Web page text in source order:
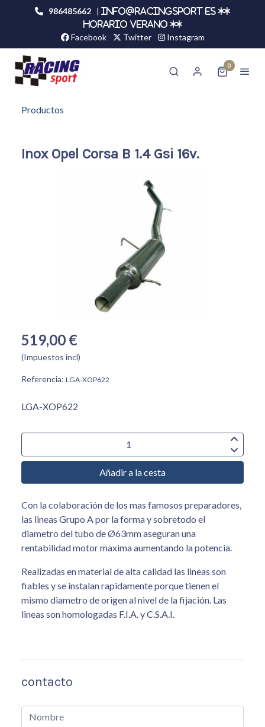
986485662 |
info@racingsport.es **
HORARIO VERANO **
Facebook Twitter Instagram
0
Productos
Inox Opel Corsa B 1.4 Gsi 16v.
519,00 €
(Impuestos incl)
Referencia: LGA-XOP622
LGA-XOP622
Añadir a la cesta
Con la colaboración de los mas famosos preparadores,
las lineas Grupo A por la forma y sobretodo el
diametro del tubo de Ø63mm aseguran una
rentabilidad motor maxima aumentando la potencia.
Realizadas en material de alta calidad las lineas son
fiables y se instalan rapidamente porque tienen el
mismo diametro de origen al nivel de la fijación. Las
lineas son homologadas F.I.A. y C.S.A.I.
contacto